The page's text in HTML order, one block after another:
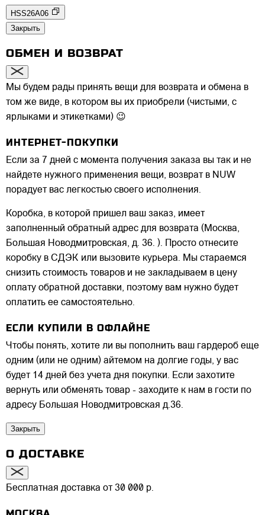
HSS26A06
Закрыть
ОБМЕН И ВОЗВРАТ
Мы будем рады принять вещи для возврата и обмена в
том же виде, в котором вы их приобрели (чистыми, с
ярлыками и этикетками) 😉
ИНТЕРНЕТ-ПОКУПКИ
Если за 7 дней с момента получения заказа вы так и не
найдете нужного применения вещи, возврат в NUW
порадует вас легкостью своего исполнения.
Коробка, в которой пришел ваш заказ, имеет
заполненный обратный адрес для возврата (Москва,
Большая Новодмитровская, д. 36. ). Просто отнесите
коробку в СДЭК или вызовите курьера. Мы стараемся
снизить стоимость товаров и не закладываем в цену
оплату обратной доставки, поэтому вам нужно будет
оплатить ее самостоятельно.
ЕСЛИ КУПИЛИ В ОФЛАЙНЕ
Чтобы понять, хотите ли вы пополнить ваш гардероб еще
одним (или не одним) айтемом на долгие годы, у вас
будет 14 дней без учета дня покупки. Если захотите
вернуть или обменять товар - заходите к нам в гости по
адресу Большая Новодмитровская д.36.
Закрыть
О ДОСТАВКЕ
Бесплатная доставка от 30 000 р.